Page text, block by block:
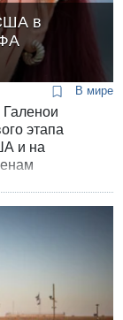
в
В мире
этапа
и на